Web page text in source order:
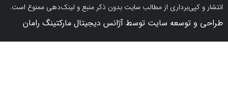
از مطالب سایت بدون ذکر منبع و لینک‌دهی ممنوع است.
سایت توسط آژانس دیجیتال مارکتینگ رامان